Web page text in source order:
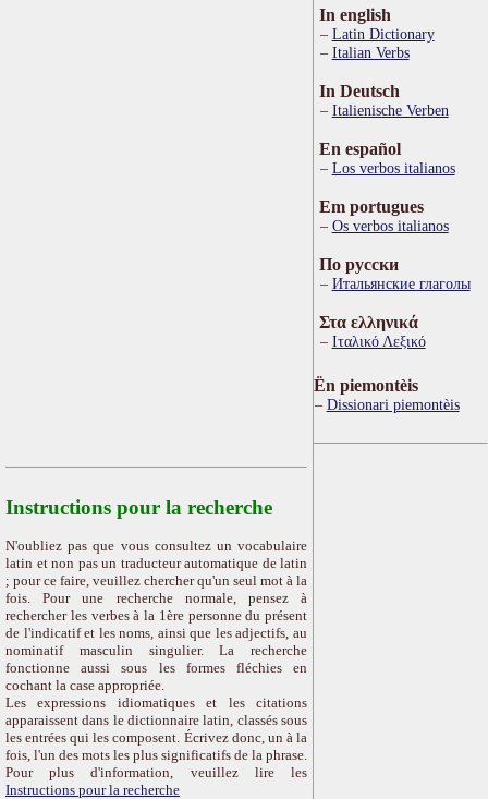
Instructions pour la recherche
N'oubliez pas que vous consultez un vocabulaire
latin et non pas un traducteur automatique de latin
; pour ce faire, veuillez chercher qu'un seul mot à la
fois. Pour une recherche normale, pensez à
rechercher les verbes à la 1ère personne du présent
de l'indicatif et les noms, ainsi que les adjectifs, au
nominatif masculin singulier. La recherche
fonctionne aussi sous les formes fléchies en
cochant la case appropriée.
Les expressions idiomatiques et les citations
apparaissent dans le dictionnaire latin, classés sous
les entrées qui les composent. Écrivez donc, un à la
fois, l'un des mots les plus significatifs de la phrase.
Pour plus d'information, veuillez lire les
Instructions pour la recherche
In english
Latin Dictionary
Italian Verbs
In Deutsch
Italienische Verben
En español
Los verbos italianos
Em portugues
Os verbos italianos
По русски
Итальянские глаголы
Στα ελληνικά
Ιταλικό Λεξικό
Ën piemontèis
Dissionari piemontèis